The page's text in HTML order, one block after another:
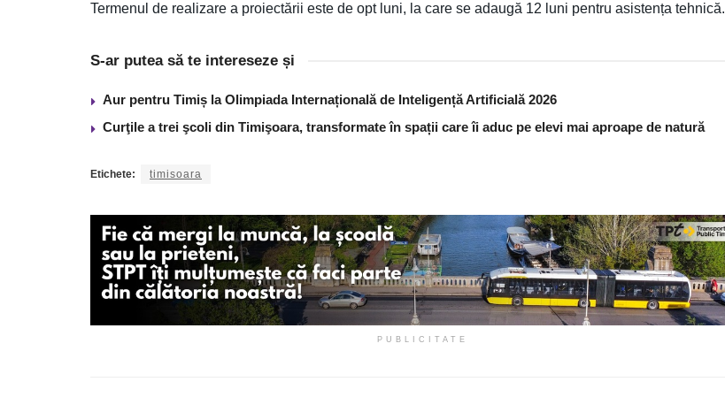
Termenul de realizare a proiectării este de opt luni, la care se adaugă 12 luni pentru asistența tehnică.
S-ar putea să te intereseze și
Aur pentru Timiș la Olimpiada Internațională de Inteligență Artificială 2026
Curţile a trei şcoli din Timişoara, transformate în spații care îi aduc pe elevi mai aproape de natură
Etichete: timisoara
PUBLICITATE